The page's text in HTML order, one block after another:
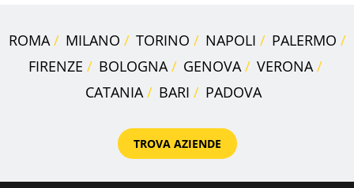
ROMA MILANO TORINO NAPOLI
PALERMO
FIRENZE
BOLOGNA GENOVA
VERONA
CATANIA
BARI PADOVA
TROVA AZIENDE